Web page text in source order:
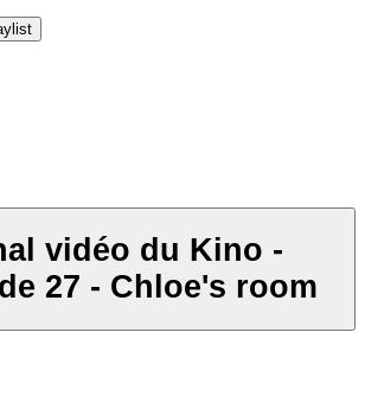
vidéo du Kino -
27 - Chloe's room